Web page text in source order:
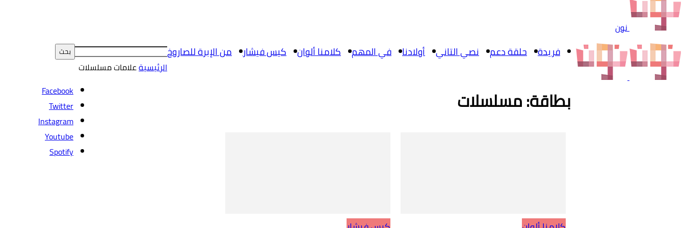
نون
فريدة حلقة دعم نصي التاني أولادنا في المهم كلامنا ألوان كيس فيشار من الإبرة للصاروخ
الرئيسيةعلاماتمسلسلات
بطاقة: مسلسلات
Facebook
Twitter
Instagram
Youtube
Spotify